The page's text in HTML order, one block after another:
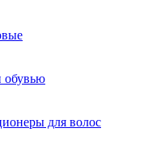
обувью
для волос